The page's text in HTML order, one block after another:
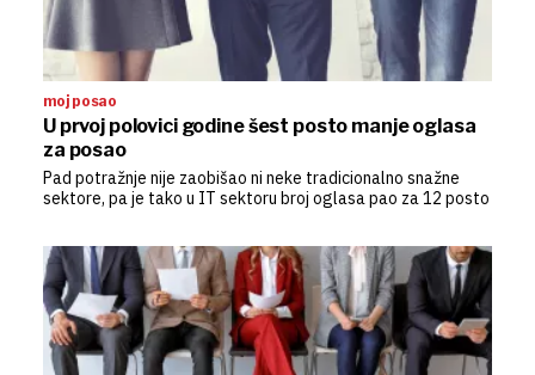
moj posao
U prvoj polovici godine šest posto manje oglasa
za posao
Pad potražnje nije zaobišao ni neke tradicionalno snažne
sektore, pa je tako u IT sektoru broj oglasa pao za 12 posto